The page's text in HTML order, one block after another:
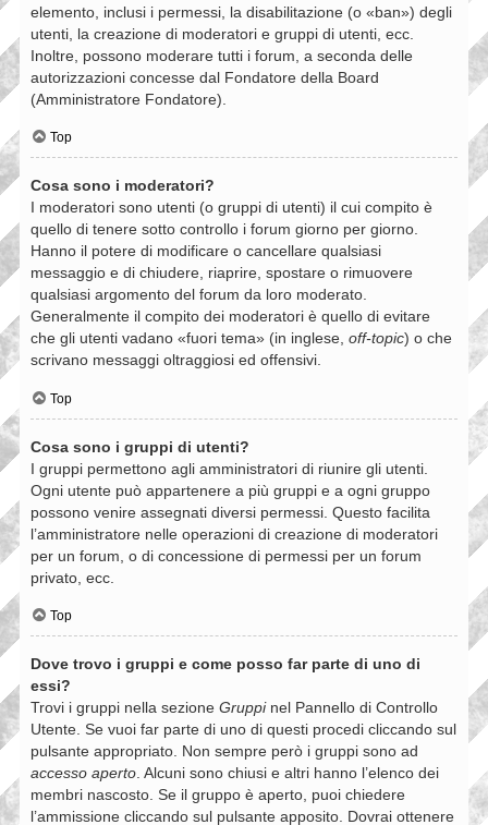
elemento, inclusi i permessi, la disabilitazione (o «ban») degli
utenti, la creazione di moderatori e gruppi di utenti, ecc.
Inoltre, possono moderare tutti i forum, a seconda delle
autorizzazioni concesse dal Fondatore della Board
(Amministratore Fondatore).
Top
Cosa sono i moderatori?
I moderatori sono utenti (o gruppi di utenti) il cui compito è
quello di tenere sotto controllo i forum giorno per giorno.
Hanno il potere di modificare o cancellare qualsiasi
messaggio e di chiudere, riaprire, spostare o rimuovere
qualsiasi argomento del forum da loro moderato.
Generalmente il compito dei moderatori è quello di evitare
che gli utenti vadano «fuori tema» (in inglese, off-topic) o che
scrivano messaggi oltraggiosi ed offensivi.
Top
Cosa sono i gruppi di utenti?
I gruppi permettono agli amministratori di riunire gli utenti.
Ogni utente può appartenere a più gruppi e a ogni gruppo
possono venire assegnati diversi permessi. Questo facilita
l’amministratore nelle operazioni di creazione di moderatori
per un forum, o di concessione di permessi per un forum
privato, ecc.
Top
Dove trovo i gruppi e come posso far parte di uno di
essi?
Trovi i gruppi nella sezione Gruppinel Pannello di Controllo
Utente. Se vuoi far parte di uno di questi procedi cliccando sul
pulsante appropriato. Non sempre però i gruppi sono ad
accesso aperto. Alcuni sono chiusi e altri hanno l’elenco dei
membri nascosto. Se il gruppo è aperto, puoi chiedere
l’ammissione cliccando sul pulsante apposito. Dovrai ottenere